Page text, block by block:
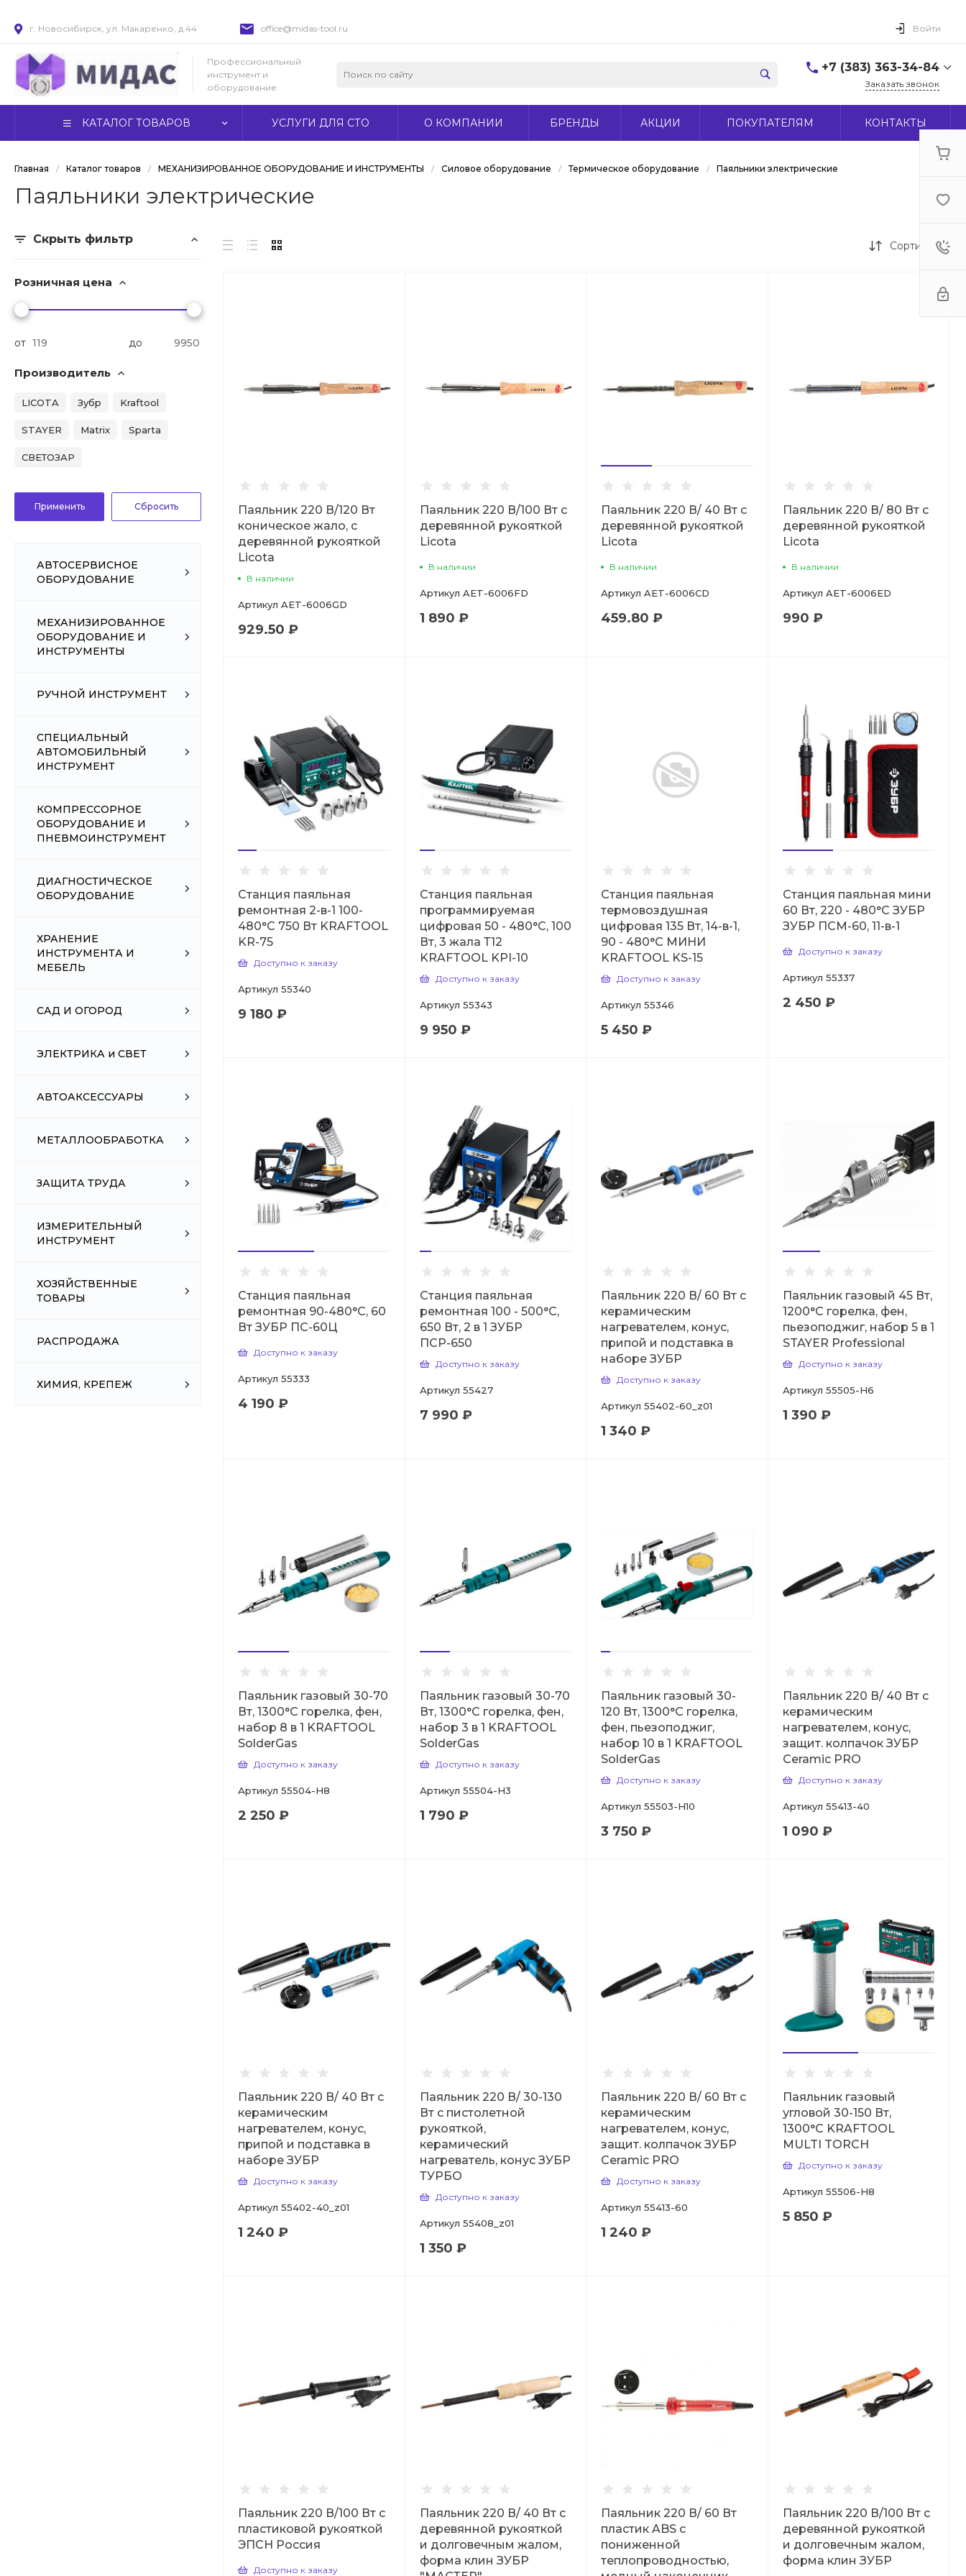
г. Новосибирск, ул. Макаренко, д 44 office@midas-tool.ru Войти
Профессиональный
инструмент и
оборудование
+7 (383) 363-34-84
г. Новосибирск, ул.
Заказать звонок
КАТАЛОГ ТОВАРОВ УСЛУГИ ДЛЯ СТО О КОМПАНИИ БРЕНДЫ АКЦИИ ПОКУПАТЕЛЯМ КОНТАКТЫ
Главная / Каталог товаров / МЕХАНИЗИРОВАННОЕ ОБОРУДОВАНИЕ И ИНСТРУМЕНТЫ / Силовое оборудование / Термическое оборудование / Паяльники электрические
Паяльники электрические
Скрыть фильтр
Розничная цена
от до
Производитель
LICOTA Зубр Kraftool
STAYER Matrix Sparta
СВЕТОЗАР
АВТОСЕРВИСНОЕ
ОБОРУДОВАНИЕ
МЕХАНИЗИРОВАННОЕ
ОБОРУДОВАНИЕ И
ИНСТРУМЕНТЫ
РУЧНОЙ ИНСТРУМЕНТ
СПЕЦИАЛЬНЫЙ
АВТОМОБИЛЬНЫЙ
ИНСТРУМЕНТ
КОМПРЕССОРНОЕ
ОБОРУДОВАНИЕ И
ПНЕВМОИНСТРУМЕНТ
ДИАГНОСТИЧЕСКОЕ
ОБОРУДОВАНИЕ
ХРАНЕНИЕ
ИНСТРУМЕНТА И
МЕБЕЛЬ
САД И ОГОРОД
ЭЛЕКТРИКА и СВЕТ
АВТОАКСЕССУАРЫ
МЕТАЛЛООБРАБОТКА
ЗАЩИТА ТРУДА
ИЗМЕРИТЕЛЬНЫЙ
ИНСТРУМЕНТ
ХОЗЯЙСТВЕННЫЕ
ТОВАРЫ
РАСПРОДАЖА
ХИМИЯ, КРЕПЕЖ
Сортировка
Паяльник 220 В/120 Вт
коническое жало, с
деревянной рукояткой
Licota
В наличии
Артикул AET-6006GD
929.50 ₽
Паяльник 220 В/100 Вт с
деревянной рукояткой
Licota
В наличии
Артикул AET-6006FD
1 890 ₽
Паяльник 220 В/ 40 Вт с
деревянной рукояткой
Licota
В наличии
Артикул AET-6006CD
459.80 ₽
Паяльник 220 В/ 80 Вт с
деревянной рукояткой
Licota
В наличии
Артикул AET-6006ED
990 ₽
Станция паяльная
ремонтная 2-в-1 100-
480°С 750 Вт KRAFTOOL
KR-75
Доступно к заказу
Артикул 55340
9 180 ₽
Станция паяльная
программируемая
цифровая 50 - 480°C, 100
Вт, 3 жала Т12
KRAFTOOL KPI-10
Доступно к заказу
Артикул 55343
9 950 ₽
Станция паяльная
термовоздушная
цифровая 135 Вт, 14-в-1,
90 - 480°C МИНИ
KRAFTOOL KS-15
Доступно к заказу
Артикул 55346
5 450 ₽
Станция паяльная мини
60 Вт, 220 - 480°C ЗУБР
ЗУБР ПСМ-60, 11-в-1
Доступно к заказу
Артикул 55337
2 450 ₽
Станция паяльная
ремонтная 90-480°С, 60
Вт ЗУБР ПС-60Ц
Доступно к заказу
Артикул 55333
4 190 ₽
Станция паяльная
ремонтная 100 - 500°С,
650 Вт, 2 в 1 ЗУБР
ПСР-650
Доступно к заказу
Артикул 55427
7 990 ₽
Паяльник 220 В/ 60 Вт с
керамическим
нагревателем, конус,
припой и подставка в
наборе ЗУБР
Доступно к заказу
Артикул 55402-60_z01
1 340 ₽
Паяльник газовый 45 Вт,
1200°С горелка, фен,
пьезоподжиг, набор 5 в 1
STAYER Professional
Доступно к заказу
Артикул 55505-H6
1 390 ₽
Паяльник газовый 30-70
Вт, 1300°С горелка, фен,
набор 8 в 1 KRAFTOOL
SolderGas
Доступно к заказу
Артикул 55504-H8
2 250 ₽
Паяльник газовый 30-70
Вт, 1300°С горелка, фен,
набор 3 в 1 KRAFTOOL
SolderGas
Доступно к заказу
Артикул 55504-H3
1 790 ₽
Паяльник газовый 30-
120 Вт, 1300°С горелка,
фен, пьезоподжиг,
набор 10 в 1 KRAFTOOL
SolderGas
Доступно к заказу
Артикул 55503-H10
3 750 ₽
Паяльник 220 В/ 40 Вт с
керамическим
нагревателем, конус,
защит. колпачок ЗУБР
Ceramic PRO
Доступно к заказу
Артикул 55413-40
1 090 ₽
Паяльник 220 В/ 40 Вт с
керамическим
нагревателем, конус,
припой и подставка в
наборе ЗУБР
Доступно к заказу
Артикул 55402-40_z01
1 240 ₽
Паяльник 220 В/ 30-130
Вт с пистолетной
рукояткой,
керамический
нагреватель, конус ЗУБР
ТУРБО
Доступно к заказу
Артикул 55408_z01
1 350 ₽
Паяльник 220 В/ 60 Вт с
керамическим
нагревателем, конус,
защит. колпачок ЗУБР
Ceramic PRO
Доступно к заказу
Артикул 55413-60
1 240 ₽
Паяльник газовый
угловой 30-150 Вт,
1300°С KRAFTOOL
MULTI TORCH
Доступно к заказу
Артикул 55506-H8
5 850 ₽
Паяльник 220 В/100 Вт с
пластиковой рукояткой
ЭПСН Россия
Доступно к заказу
Паяльник 220 В/ 40 Вт с
деревянной рукояткой
и долговечным жалом,
форма клин ЗУБР
Паяльник 220 В/ 60 Вт
пластик ABS с
пониженной
теплопроводностью,
Паяльник 220 В/100 Вт с
деревянной рукояткой
и долговечным жалом,
форма клин ЗУБР